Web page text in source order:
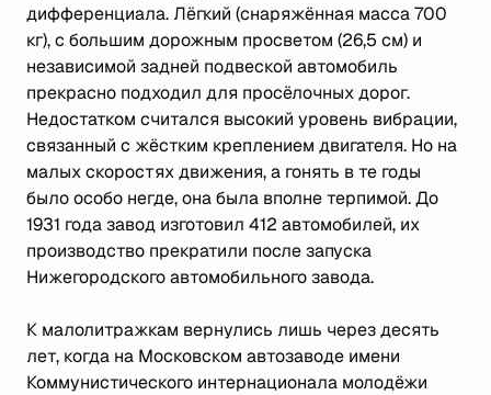
дифференциала. Лёгкий (снаряжённая масса 700
кг), с большим дорожным просветом (26,5 см) и
независимой задней подвеской автомобиль
прекрасно подходил для просёлочных дорог.
Недостатком считался высокий уровень вибрации,
связанный с жёстким креплением двигателя. Но на
малых скоростях движения, а гонять в те годы
было особо негде, она была вполне терпимой. До
1931 года завод изготовил 412 автомобилей, их
производство прекратили после запуска
Нижегородского автомобильного завода.
К малолитражкам вернулись лишь через десять
лет, когда на Московском автозаводе имени
Коммунистического интернационала молодёжи